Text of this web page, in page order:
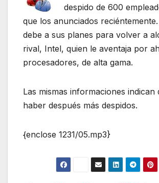
despido de 600
que los anunciados
debe a sus planes para volver a
rival, Intel, quien le aventaja por
procesadores, de alta gama.
Las mismas informaciones indican
haber después más despidos.
{enclose 1231/05.mp3}